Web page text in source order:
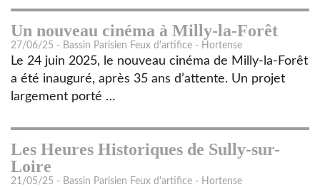
Un nouveau cinéma à Milly-la-Forêt
27/06/25 - Bassin Parisien Feux d'artifice - Hortense
Le 24 juin 2025, le nouveau cinéma de Milly-la-Forêt
a été inauguré, après 35 ans d’attente. Un projet
largement porté …
Les Heures Historiques de Sully-sur-
Loire
21/05/25 - Bassin Parisien Feux d'artifice - Hortense